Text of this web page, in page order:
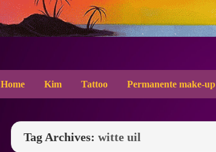
Home Kim Tattoo Permanente make-up
Tag Archives:witte uil